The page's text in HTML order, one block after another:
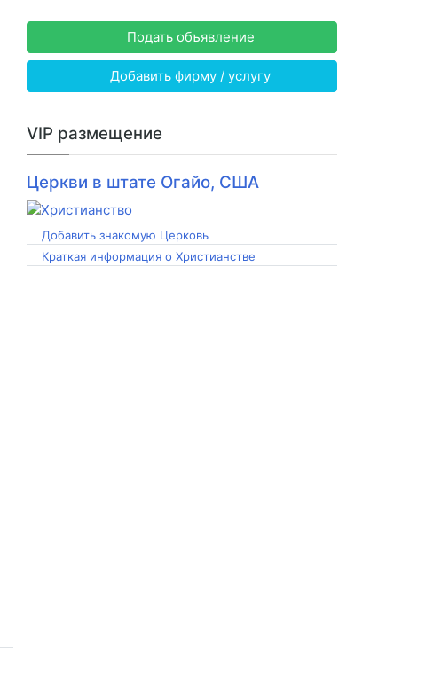
Подать объявление
Добавить фирму / услугу
VIP размещение
Церкви в штате Огайо, США
Добавить знакомую Церковь
Краткая информация о Христианстве